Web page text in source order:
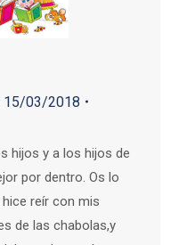
15/03/2018
hijos y a los hijos de
por dentro. Os lo
reír con mis
de las chabolas,y